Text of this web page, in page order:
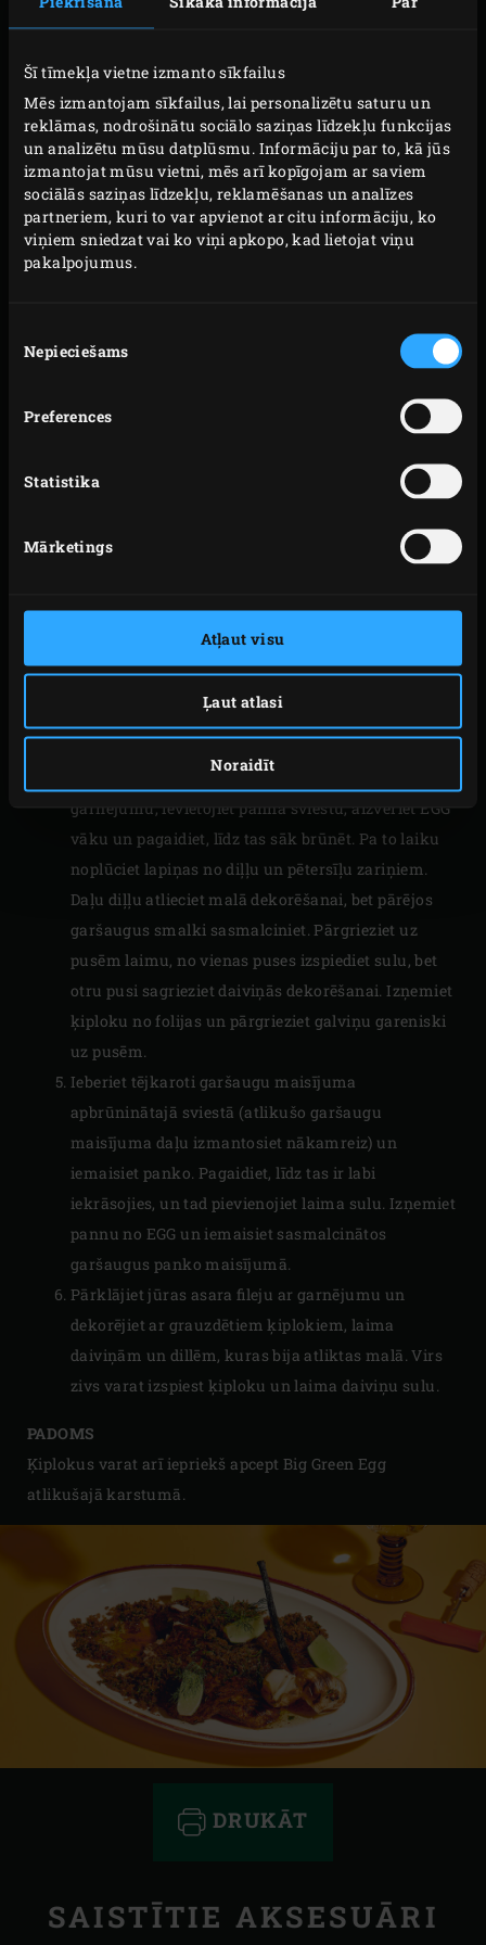
Šī tīmekļa vietne izmanto sīkfailus
Mēs izmantojam sīkfailus, lai personalizētu saturu un
reklāmas, nodrošinātu sociālo saziņas līdzekļu funkcijas
un analizētu mūsu datplūsmu. Informāciju par to, kā jūs
izmantojat mūsu vietni, mēs arī kopīgojam ar saviem
sociālās saziņas līdzekļu, reklamēšanas un analīzes
partneriem, kuri to var apvienot ar citu informāciju, ko
viņiem sniedzat vai ko viņi apkopo, kad lietojat viņu
pakalpojumus.
izvēle
Nepieciešams
Preferences
Statistika
Mārketings
Atļaut visu
Ļaut atlasi
Noraidīt
malā.
alumīnija folijā.
GATAVOŠANA
Novietojiet ietītos ķiplokus uz režģa un aizveriet
EGG vāku. Ļaujiet ķiplokiem cepties apmēram 20
minūtes, līdz tie kļūst mīksti.
režģi, aizveriet EGG vāku un uzkarsējiet to līdz 220
Novietojiet
uz režģa. Zivs
līdz tas sāk brūnēt. Pa to laiku apkaisiet jūras asara
garšaugu maisījuma. Novietojiet jūras asara filejas
ar ādu uz leju uz pannas un cepiet 5-6 minūtes, līdz
novietojiet tās uz šķīvja. Lai pagatavotu
garnējumu, ievietojiet pannā sviestu, aizveriet EGG
vāku un pagaidiet, līdz tas sāk brūnēt. Pa to laiku
noplūciet lapiņas no diļļu un pētersīļu zariņiem.
Daļu diļļu atlieciet malā dekorēšanai, bet pārējos
garšaugus smalki sasmalciniet. Pārgrieziet uz
pusēm laimu, no vienas puses izspiediet sulu, bet
otru pusi sagrieziet daiviņās dekorēšanai. Izņemiet
ķiploku no folijas un pārgrieziet galviņu gareniski
uz pusēm.
Ieberiet tējkaroti garšaugu maisījuma
apbrūninātajā sviestā (atlikušo garšaugu
maisījuma daļu izmantosiet nākamreiz) un
iemaisiet panko. Pagaidiet, līdz tas ir labi
iekrāsojies, un tad pievienojiet laima sulu. Izņemiet
pannu no EGG un iemaisiet sasmalcinātos
garšaugus panko maisījumā.
Pārklājiet jūras asara fileju ar garnējumu un
dekorējiet ar grauzdētiem ķiplokiem, laima
daiviņām un dillēm, kuras bija atliktas malā. Virs
zivs varat izspiest ķiploku un laima daiviņu sulu.
PADOMS
Ķiplokus varat arī iepriekš apcept Big Green Egg
atlikušajā karstumā.
DRUKĀT
SAISTĪTIE AKSESUĀRI